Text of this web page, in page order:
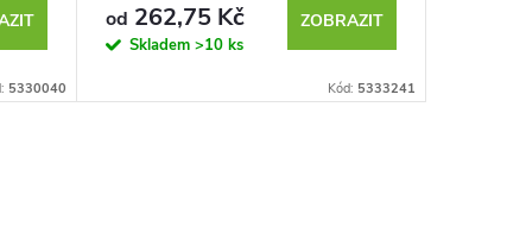
5330040
od 262,75 Kč
Skladem >10 ks
ZOBRAZIT
Kód: 5333241